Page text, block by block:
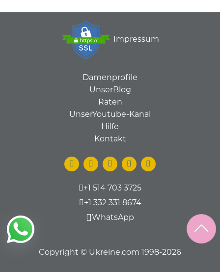
Impressum
Damenprofile
UnserBlog
Raten
UnserYoutube-Kanal
Hilfe
Kontakt
+1 514 703 3725
+1 332 331 8674
WhatsApp
Copyright © Ukreine.com 1998-2026